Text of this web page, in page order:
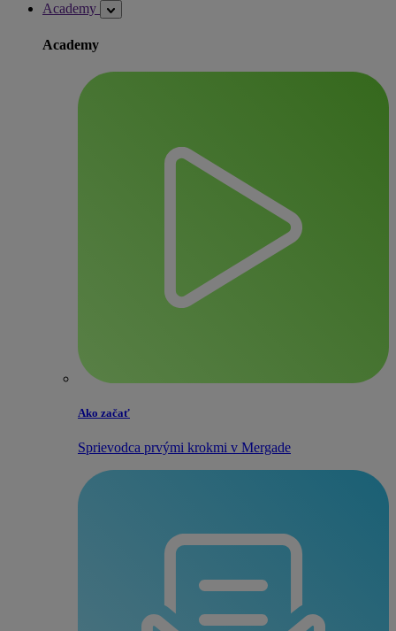
Academy
Academy
Ako začať
Sprievodca prvými krokmi v Mergade